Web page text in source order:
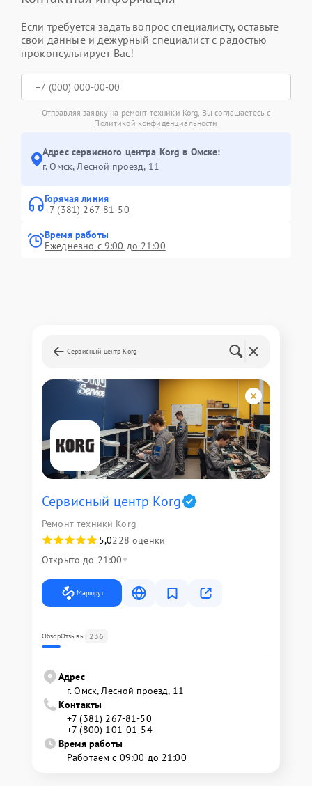
Если требуется задать вопрос специалисту, оставьте
свои данные и дежурный специалист с радостью
проконсультирует Вас!
Отправляя заявку на ремонт техники Korg, Вы соглашаетесь с
Политикой конфиденциальности
Адрес сервисного центра Korg в Омске:
г. Омск, ​Лесной проезд, 11
Горячая линия
+7 (381) 267-81-50
Время работы
Ежедневно с 9:00 до 21:00
Сервисный центр Korg
Сервисный центр Korg
Ремонт техники Korg
5,0228 оценки
Открыто до 21:00
Маршрут
ОбзорОтзывы 236
Адрес
г. Омск, ​Лесной проезд, 11
Контакты
+7 (381) 267-81-50
+7 (800) 101-01-54
Время работы
Работаем с 09:00 до 21:00